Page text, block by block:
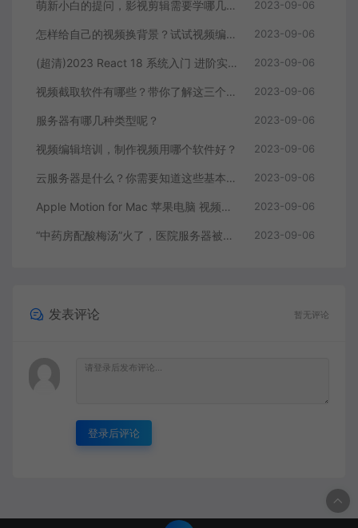
萌新小白的提问，影视剪辑需要学哪几个软件？ 2023-09-06
怎样给自己的视频换背景？试试视频编辑软件 2023-09-06
(超清)2023 React 18 系统入门 进阶实战《欢乐购》 2023-09-06
视频截取软件有哪些？带你了解这三个视频编辑软件 2023-09-06
服务器有哪几种类型呢？ 2023-09-06
视频编辑培训，制作视频用哪个软件好？ 2023-09-06
云服务器是什么？你需要知道这些基本知识 2023-09-06
Apple Motion for Mac 苹果电脑 视频编辑软件 2023-09-06
“中药房配酸梅汤”火了，医院服务器被挤爆，网友：更适合中国宝宝体质 2023-09-06
发表评论 暂无评论
登录后评论